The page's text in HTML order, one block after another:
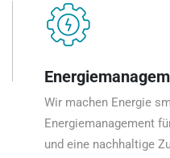
Wir machen Energie
Energiemanagement
und eine nachhaltige